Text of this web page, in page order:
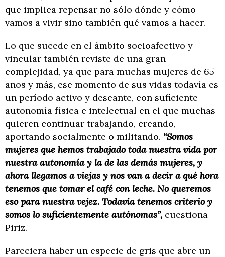
que implica repensar no sólo dónde y cómo
vamos a vivir sino también qué vamos a hacer.
Lo que sucede en el ámbito socioafectivo y
vincular también reviste de una gran
complejidad, ya que para muchas mujeres de 65
años y más, ese momento de sus vidas todavía es
un período activo y deseante, con suficiente
autonomía física e intelectual en el que muchas
quieren continuar trabajando, creando,
aportando socialmente o militando. “Somos
mujeres que hemos trabajado toda nuestra vida por
nuestra autonomía y la de las demás mujeres, y
ahora llegamos a viejas y nos van a decir a qué hora
tenemos que tomar el café con leche. No queremos
eso para nuestra vejez. Todavía tenemos criterio y
somos lo suficientemente autónomas”, cuestiona
Piriz.
Pareciera haber un especie de gris que abre un